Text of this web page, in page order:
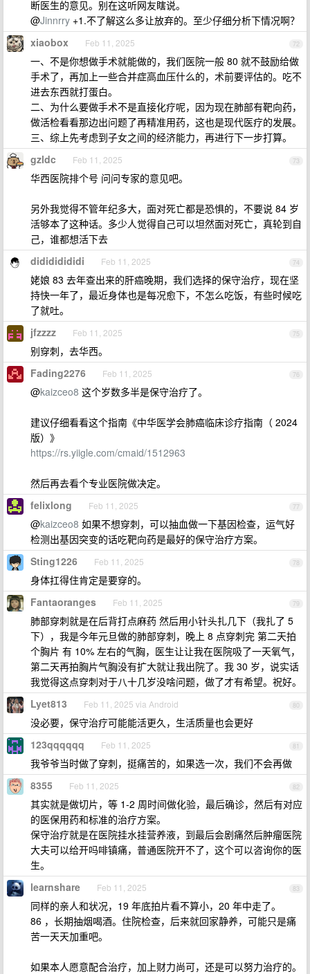
断医生的意见。别在这听网友瞎说。
@Jinnrry +1.不了解这么多让放弃的。至少仔细分析下情况啊？
72
xiaobox Feb 11, 2025
一、不是你想做手术就能做的，我们医院一般 80 就不鼓励给做
手术了，再加上一些合并症高血压什么的，术前要评估的。吃不
进去东西就打蛋白。
二、为什么要做手术不是直接化疗呢，因为现在肺部有靶向药，
做活检看看那边出问题了再精准用药，这也是现代医疗的发展。
三、综上先考虑到子女之间的经济能力，再进行下一步打算。
73
gzldc Feb 11, 2025
华西医院排个号 问问专家的意见吧。
另外我觉得不管年纪多大，面对死亡都是恐惧的，不要说 84 岁
活够本了这种话。多少人觉得自己可以坦然面对死亡，真轮到自
己，谁都想活下去
74
didididididi Feb 11, 2025
姥娘 83 去年查出来的肝癌晚期，我们选择的保守治疗，现在坚
持快一年了，最近身体也是每况愈下，不怎么吃饭，有些时候吃
了就吐。
75
jfzzzz Feb 11, 2025
别穿刺，去华西。
76
Fading2276 Feb 11, 2025
@kaizceo8 这个岁数多半是保守治疗了。
建议仔细看看这个指南《中华医学会肺癌临床诊疗指南（ 2024
版）》
https://rs.yiigle.com/cmaid/1512963
然后再去看个专业医院做决定。
77
felixlong Feb 11, 2025
@kaizceo8 如果不想穿刺，可以抽血做一下基因检查，运气好
检测出基因突变的话吃靶向药是最好的保守治疗方案。
78
Sting1226 Feb 11, 2025
身体扛得住肯定是要穿的。
79
Fantaoranges Feb 11, 2025
肺部穿刺就是在后背打点麻药 然后用小针头扎几下（我扎了 5
下），我是今年元旦做的肺部穿刺，晚上 8 点穿刺完 第二天拍
个胸片 有 10% 左右的气胸，医生让让我在医院吸了一天氧气，
第二天再拍胸片气胸没有扩大就让我出院了。我 30 岁，说实话
我觉得这点穿刺对于八十几岁没啥问题，做了才有希望。祝好。
80
Lyet813 Feb 11, 2025 via Android
没必要，保守治疗可能能活更久，生活质量也会更好
81
123qqqqqq Feb 11, 2025
我爷爷当时做了穿刺，挺痛苦的，如果选一次，我们不会再做
82
8355 Feb 11, 2025
其实就是做切片，等 1-2 周时间做化验，最后确诊，然后有对应
的医保用药和标准的治疗方案。
保守治疗就是在医院挂水挂营养液，到最后会剧痛然后肿瘤医院
大夫可以给开吗啡镇痛，普通医院开不了，这个可以咨询你的医
生。
83
learnshare Feb 11, 2025
同样的亲人和状况，19 年底拍片看不算小，20 年中走了。
86 ，长期抽烟喝酒。住院检查，后来就回家静养，可能只是痛
苦一天天加重吧。
如果本人愿意配合治疗，加上财力尚可，还是可以努力治疗的。